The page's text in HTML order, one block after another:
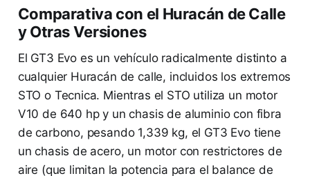
Comparativa con el Huracán de Calle
y Otras Versiones
El GT3 Evo es un vehículo radicalmente distinto a
cualquier Huracán de calle, incluidos los extremos
STO o Tecnica. Mientras el STO utiliza un motor
V10 de 640 hp y un chasis de aluminio con fibra
de carbono, pesando 1,339 kg, el GT3 Evo tiene
un chasis de acero, un motor con restrictores de
aire (que limitan la potencia para el balance de